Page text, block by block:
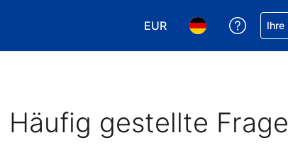
EUR
Wählen Sie IhreWählen Sie Ihre
HilfeIhre
Häufig gestellte